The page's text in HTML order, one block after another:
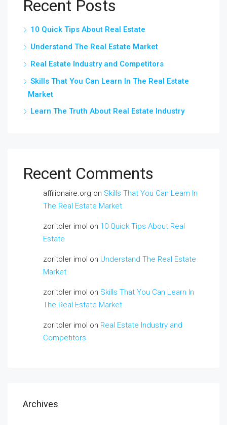
Recent Posts
10 Quick Tips About Real Estate
Understand The Real Estate Market
Real Estate Industry and Competitors
Skills That You Can Learn In The Real Estate
Market
Learn The Truth About Real Estate Industry
Recent Comments
affilionaire.org on Skills That You Can Learn In
The Real Estate Market
zoritoler imol on 10 Quick Tips About Real
Estate
zoritoler imol on Understand The Real Estate
Market
zoritoler imol on Skills That You Can Learn In
The Real Estate Market
zoritoler imol on Real Estate Industry and
Competitors
Archives